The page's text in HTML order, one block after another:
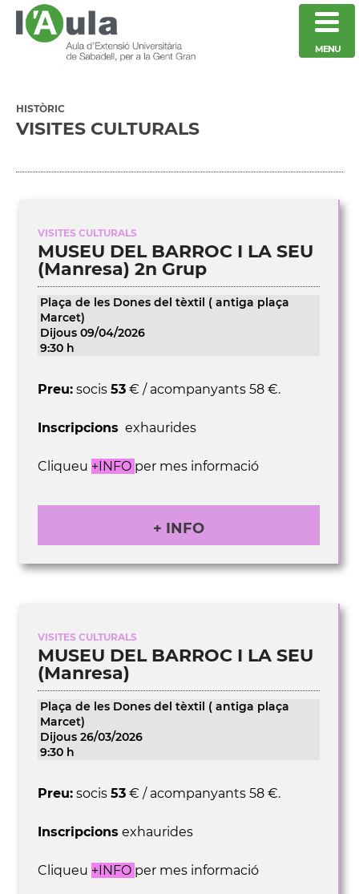
MENU
HISTÒRIC
VISITES CULTURALS
VISITES CULTURALS
MUSEU DEL BARROC I LA SEU
(Manresa) 2n Grup
Plaça de les Dones del tèxtil ( antiga plaça
Marcet)
Dijous 09/04/2026
9:30 h
Preu:socis 53€ / acompanyants 58 €.
Inscripcions exhaurides
Cliqueu +INFO per mes informació
+ INFO
VISITES CULTURALS
MUSEU DEL BARROC I LA SEU
(Manresa)
Plaça de les Dones del tèxtil ( antiga plaça
Marcet)
Dijous 26/03/2026
9:30 h
Preu:socis 53€ / acompanyants 58 €.
Inscripcions exhaurides
Cliqueu +INFO per mes informació